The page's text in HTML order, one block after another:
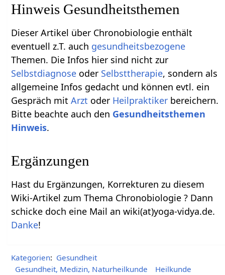
Hinweis Gesundheitsthemen
Dieser Artikel über Chronobiologie enthält
eventuell z.T. auch gesundheitsbezogene
Themen. Die Infos hier sind nicht zur
Selbstdiagnose oder Selbsttherapie, sondern als
allgemeine Infos gedacht und können evtl. ein
Gespräch mitArzt oder Heilpraktiker bereichern.
Bitte beachte auch den Gesundheitsthemen
Hinweis.
Ergänzungen
Hast du Ergänzungen, Korrekturen zu diesem
Wiki-Artikel zum Thema Chronobiologie ? Dann
schicke doch eine Mail an wiki(at)yoga-vidya.de.
Danke!
Kategorien: Gesundheit
Gesundheit, Medizin, Naturheilkunde
Heilkunde